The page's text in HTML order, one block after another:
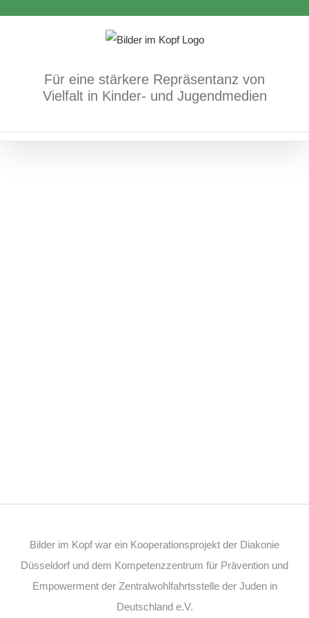
Für eine stärkere Repräsentanz von
Vielfalt in Kinder- und Jugendmedien
Welche Farbe hat die Liebe
Bücher Familienformen sexuelle und
Bilder im Kopf war ein Kooperationsprojekt der Diakonie
Düsseldorf und dem Kompetenzzentrum für Prävention und
Empowerment der Zentralwohlfahrtsstelle der Juden in
Deutschland e.V.